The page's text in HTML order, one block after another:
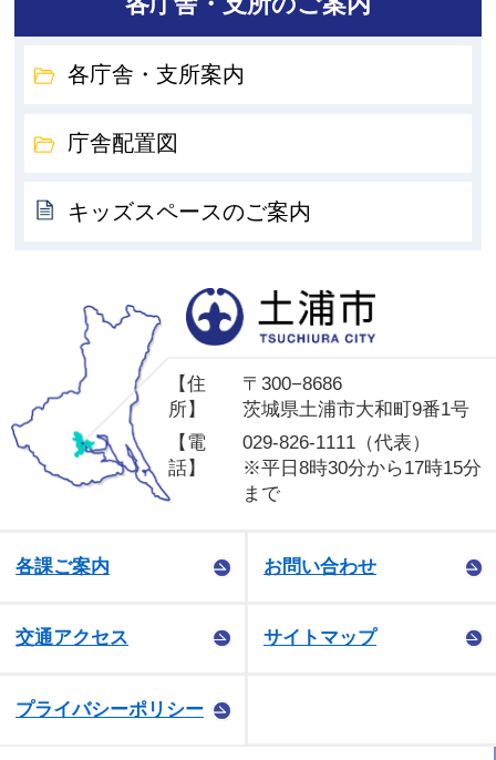
各庁舎・支所案内
庁舎配置図
キッズスペースのご案内
【住
所】
〒300−8686
茨城県土浦市大和町9番1号
【電
話】
029-826-1111（代表）
※平日8時30分から17時15分
まで
各課ご案内 お問い合わせ
交通アクセス サイトマップ
プライバシーポリシー